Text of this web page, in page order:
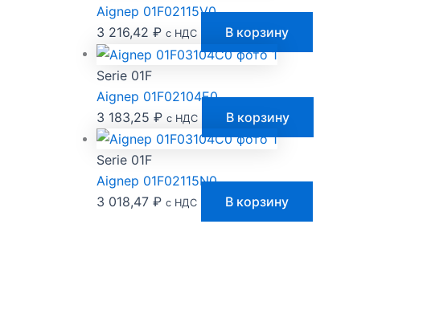
Aignep 01F02115V0
3 216,42 ₽ с НДС В корзину
Serie 01F
Aignep 01F02104E0
3 183,25 ₽ с НДС В корзину
Serie 01F
Aignep 01F02115N0
3 018,47 ₽ с НДС В корзину